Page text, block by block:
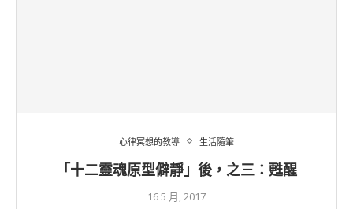
心律冥想的教導 生活隨筆
「十二靈魂原型僻靜」後，之三：甦醒
16 5 月, 2017